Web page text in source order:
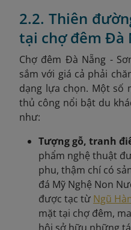
2.2. Thiên
tại chợ đêm Đà
Chợ đêm Đà Nẵng -
sắm với giá cả phải
dạng lựa chọn. Một số
thủ công nổi bật du
như:
Tượng gỗ, tranh
phẩm nghệ thuật
phu, thậm chí có
đá Mỹ Nghệ Non
được tạc từ Ngũ
mặt tại chợ đêm,